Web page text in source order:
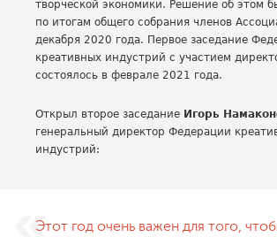
творческой экономики. Решение об этом
по итогам общего собрания членов
декабря 2020 года. Первое заседание
креативных индустрий с участием
состоялось в феврале 2021 года.
Открыл второе заседание Игорь
генеральный директор Федерации
индустрий:
Этот год очень важен для того,